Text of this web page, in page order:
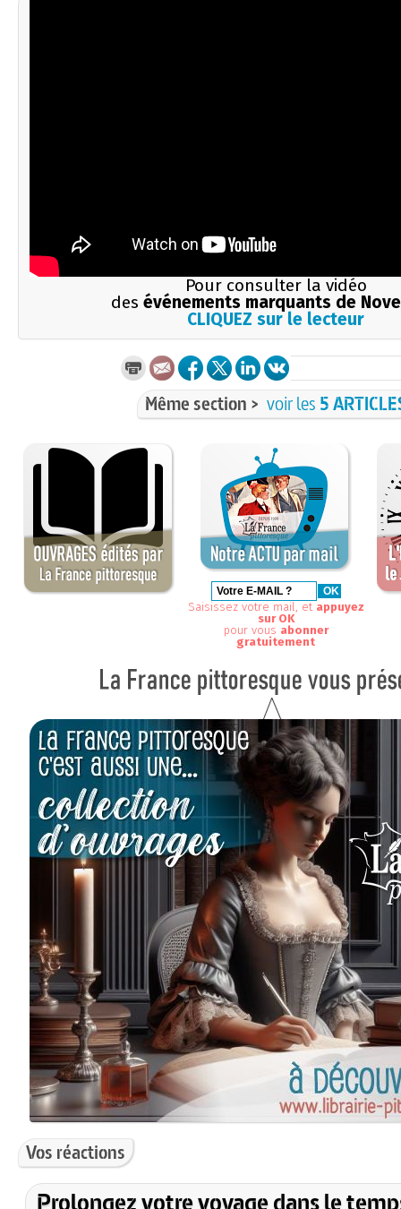
Pour consulter la vidéo
des événements marquants de
CLIQUEZ sur le lecteur
Même section > voir les 5
Saisissez votre mail, et appuyez
sur OK
pour vous abonner
gratuitement
Vos réactions
Prolongez votre voyage dans le